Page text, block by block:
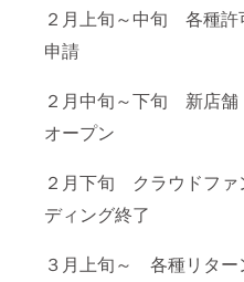
２月上旬～中旬 各種許
申請
２月中旬～下旬 新店舗
オープン
２月下旬 クラウドファ
ディング終了
３月上旬～ 各種リター